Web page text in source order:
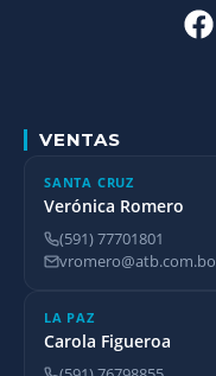
VENTAS
SANTA CRUZ
Verónica Romero
(591) 77701801
vromero@atb.com.bo
LA PAZ
Carola Figueroa